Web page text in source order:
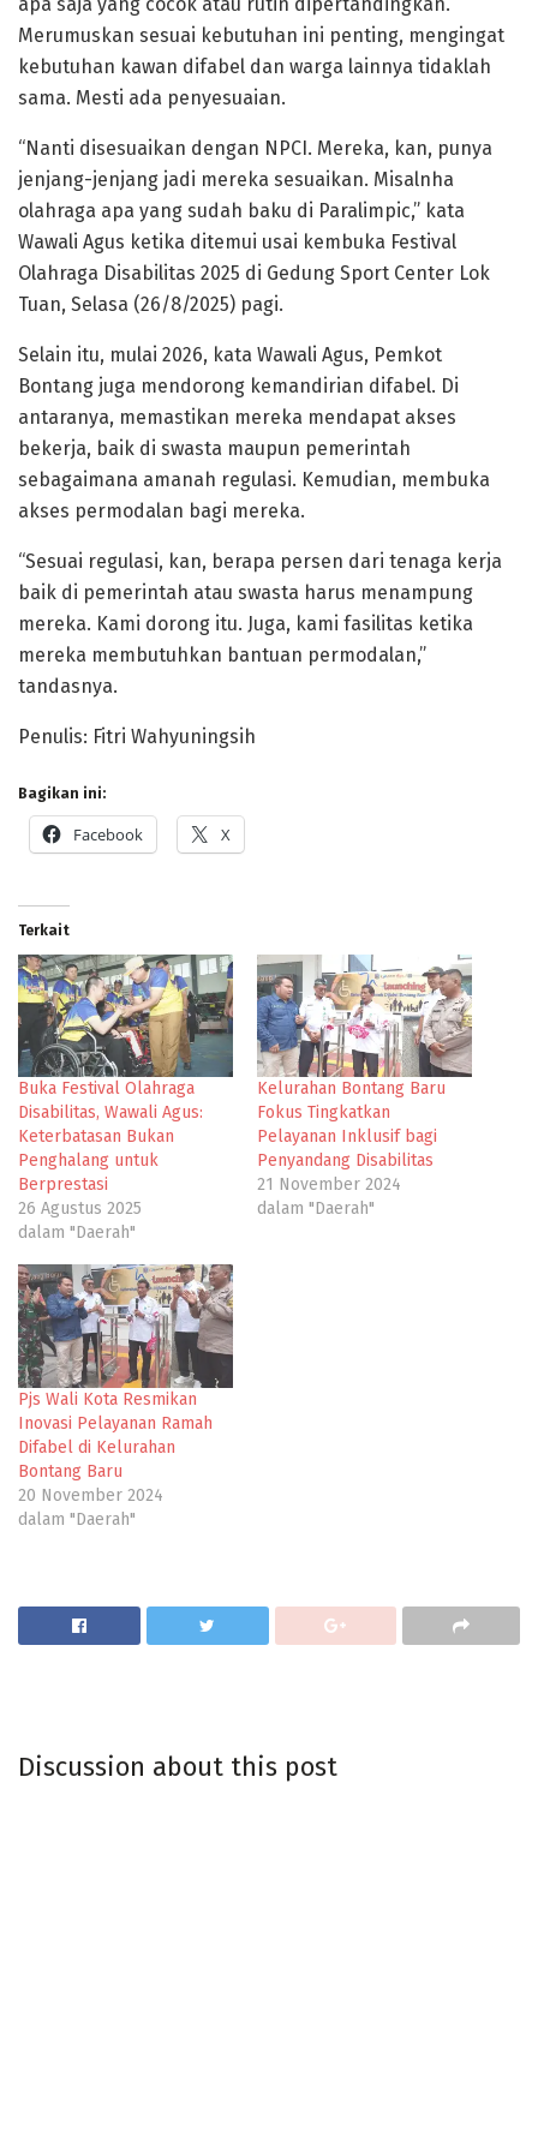
Merumuskan sesuai kebutuhan ini penting, mengingat
kebutuhan kawan difabel dan warga lainnya tidaklah
sama. Mesti ada penyesuaian.
“Nanti disesuaikan dengan NPCI. Mereka, kan, punya
jenjang-jenjang jadi mereka sesuaikan. Misalnha
olahraga apa yang sudah baku di Paralimpic,” kata
Wawali Agus ketika ditemui usai kembuka Festival
Olahraga Disabilitas 2025 di Gedung Sport Center Lok
Tuan, Selasa (26/8/2025) pagi.
Selain itu, mulai 2026, kata Wawali Agus, Pemkot
Bontang juga mendorong kemandirian difabel. Di
antaranya, memastikan mereka mendapat akses
bekerja, baik di swasta maupun pemerintah
sebagaimana amanah regulasi. Kemudian, membuka
akses permodalan bagi mereka.
“Sesuai regulasi, kan, berapa persen dari tenaga kerja
baik di pemerintah atau swasta harus menampung
mereka. Kami dorong itu. Juga, kami fasilitas ketika
mereka membutuhkan bantuan permodalan,”
tandasnya.
Penulis: Fitri Wahyuningsih
Bagikan ini:
Facebook X
Terkait
Buka Festival Olahraga
Disabilitas, Wawali Agus:
Keterbatasan Bukan
Penghalang untuk
Berprestasi
26 Agustus 2025
dalam "Daerah"
Kelurahan Bontang Baru
Fokus Tingkatkan
Pelayanan Inklusif bagi
Penyandang Disabilitas
21 November 2024
dalam "Daerah"
Pjs Wali Kota Resmikan
Inovasi Pelayanan Ramah
Difabel di Kelurahan
Bontang Baru
20 November 2024
dalam "Daerah"
Discussion about this post